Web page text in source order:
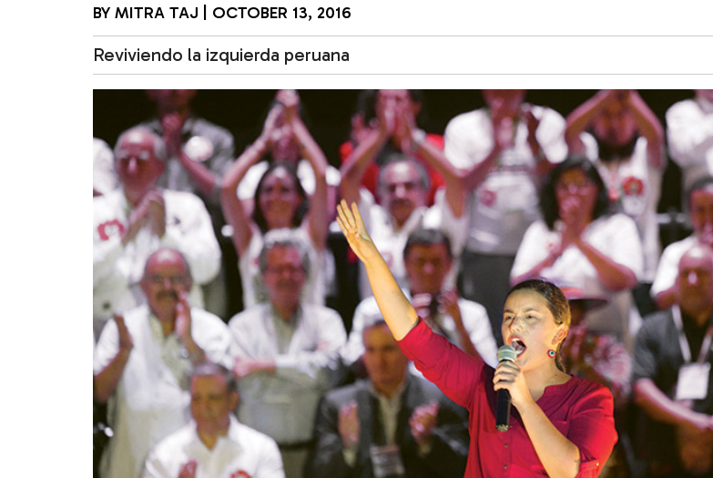
BY MITRA TAJ OCTOBER 13, 2016
Reviviendo la izquierda peruana